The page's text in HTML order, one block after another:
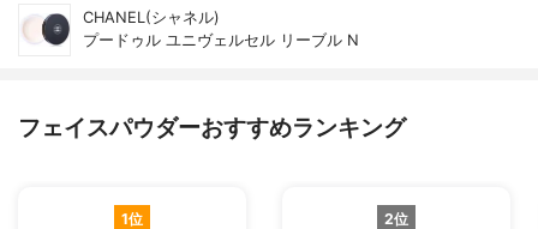
CHANEL(シャネル)
プードゥル ユニヴェルセル リーブル N
フェイスパウダーおすすめランキング
1位 2位